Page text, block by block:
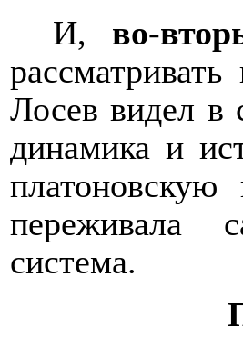
И, во-
Лосев видел в
динамика и
переживала
система.